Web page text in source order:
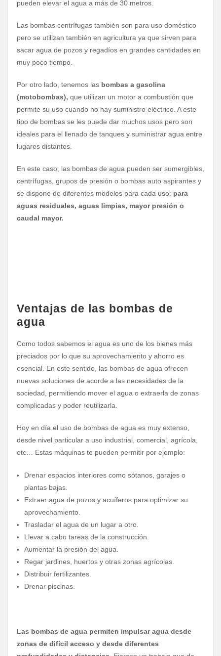
pueden elevar el agua a más de 30 metros.
Las bombas centrífugas también son para uso doméstico
pero se utilizan también en agricultura ya que sirven para
sacar agua de pozos y regadíos en grandes cantidades en
muy poco tiempo.
Por otro lado, tenemos las bombas a gasolina
(motobombas), que utilizan un motor a combustión que
permite su uso cuando no hay suministro eléctrico. A este
tipo de bombas se les puede dar muchos usos pero son
ideales para el llenado de tanques y suministrar agua entre
lugares distantes.
En este caso, las bombas de agua pueden ser sumergibles,
centrífugas, grupos de presión o bombas auto aspirantes y
se dispone de diferentes modelos para cada uso: para
aguas residuales, aguas limpias, mayor presión o
caudal mayor.
Ventajas de las bombas de
agua
Como todos sabemos el agua es uno de los bienes más
preciados por lo que su aprovechamiento y ahorro es
esencial. En este sentido, las bombas de agua ofrecen
nuevas soluciones de acorde a las necesidades de la
sociedad, permitiendo mover el agua o extraerla de zonas
complicadas y poder reutilizarla.
Hoy en día el uso de bombas de agua es muy extenso,
desde nivel particular a uso industrial, comercial, agrícola,
etc… Estas máquinas te pueden permitir por ejemplo:
Drenar espacios interiores como sótanos, garajes o
plantas bajas.
Extraer agua de pozos y acuíferos para optimizar su
aprovechamiento.
Trasladar el agua de un lugar a otro.
Llevar a cabo tareas de la construcción.
Aumentar la presión del agua.
Regar jardines, huertos y otras zonas agrícolas.
Distribuir fertilizantes.
Drenar piscinas.
Las bombas de agua permiten impulsar agua desde
zonas de difícil acceso y desde diferentes